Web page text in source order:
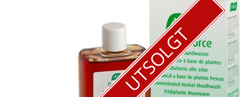
UTSOLGT